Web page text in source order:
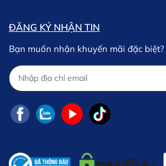
ĐĂNG KÝ NHẬN TIN
Bạn muốn nhận khuyến mãi đặc